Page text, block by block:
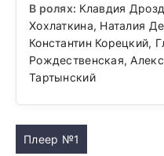
В ролях: Клавдия
Хохлаткина, Наталия
Константин Корецкий,
Рождественская,
Тартынский
Плеер №1